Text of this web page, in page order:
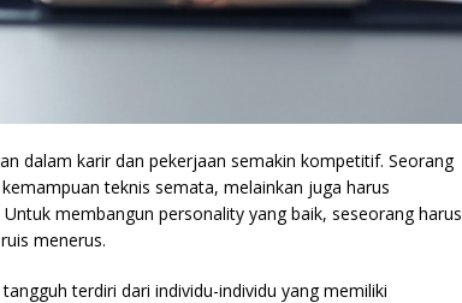
dalam karir dan pekerjaan semakin kompetitif. Seorang
teknis semata, melainkan juga harus
membangun personality yang baik, seseorang harus
menerus.
terdiri dari individu-individu yang memiliki